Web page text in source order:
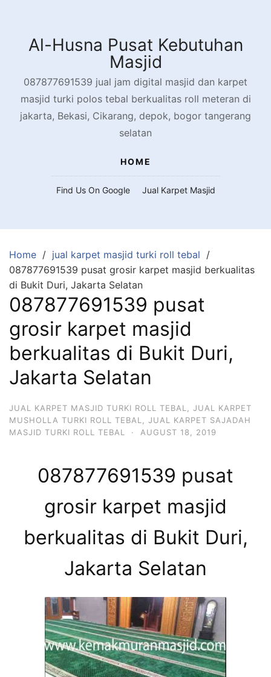
contentAl-Husna Pusat Kebutuhan
Masjid
087877691539 jual jam digital masjid dan karpet
masjid turki polos tebal berkualitas roll meteran di
jakarta, Bekasi, Cikarang, depok, bogor tangerang
selatan
HOME
Find Us On Google Jual Karpet Masjid
Home
jual karpet masjid turki roll tebal
087877691539 pusat grosir karpet masjid berkualitas
di Bukit Duri, Jakarta Selatan
087877691539 pusat
grosir karpet masjid
berkualitas di Bukit Duri,
Jakarta Selatan
JUAL KARPET MASJID TURKI ROLL TEBAL
JUAL KARPET
MUSHOLLA TURKI ROLL TEBAL
JUAL KARPET SAJADAH
MASJID TURKI ROLL TEBAL
· AUGUST 18, 2019
087877691539 pusat
grosir karpet masjid
berkualitas di Bukit Duri,
Jakarta Selatan